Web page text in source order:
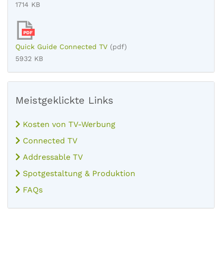
1714 KB
PDF
Quick Guide Connected TV (pdf)
5932 KB
Meistgeklickte Links
Kosten von TV-Werbung
Connected TV
Addressable TV
Spotgestaltung & Produktion
FAQs